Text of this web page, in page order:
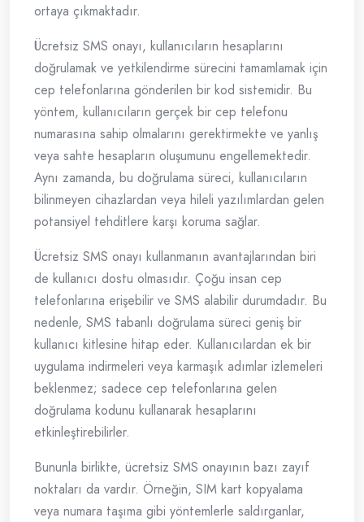
ortaya çıkmaktadır.
Ücretsiz SMS onayı, kullanıcıların hesaplarını
doğrulamak ve yetkilendirme sürecini tamamlamak için
cep telefonlarına gönderilen bir kod sistemidir. Bu
yöntem, kullanıcıların gerçek bir cep telefonu
numarasına sahip olmalarını gerektirmekte ve yanlış
veya sahte hesapların oluşumunu engellemektedir.
Aynı zamanda, bu doğrulama süreci, kullanıcıların
bilinmeyen cihazlardan veya hileli yazılımlardan gelen
potansiyel tehditlere karşı koruma sağlar.
Ücretsiz SMS onayı kullanmanın avantajlarından biri
de kullanıcı dostu olmasıdır. Çoğu insan cep
telefonlarına erişebilir ve SMS alabilir durumdadır. Bu
nedenle, SMS tabanlı doğrulama süreci geniş bir
kullanıcı kitlesine hitap eder. Kullanıcılardan ek bir
uygulama indirmeleri veya karmaşık adımlar izlemeleri
beklenmez; sadece cep telefonlarına gelen
doğrulama kodunu kullanarak hesaplarını
etkinleştirebilirler.
Bununla birlikte, ücretsiz SMS onayının bazı zayıf
noktaları da vardır. Örneğin, SIM kart kopyalama
veya numara taşıma gibi yöntemlerle saldırganlar,